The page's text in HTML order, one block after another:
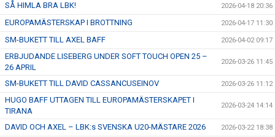
SÅ HIMLA BRA LBK! 2026-04-18 20:36
EUROPAMÄSTERSKAP I BROTTNING 2026-04-17 11:30
SM-BUKETT TILL AXEL BAFF 2026-04-02 09:17
ERBJUDANDE LISEBERG UNDER SOFT TOUCH OPEN 25 –
26 APRIL
2026-03-26 11:45
SM-BUKETT TILL DAVID CASSANCUSEINOV 2026-03-26 11:12
HUGO BAFF UTTAGEN TILL EUROPAMÄSTERSKAPET I
TIRANA
2026-03-24 14:14
DAVID OCH AXEL – LBK:s SVENSKA U20-MÄSTARE 2026 2026-03-22 18:38